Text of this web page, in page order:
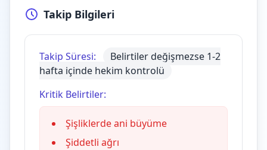
Takip Bilgileri
Takip Süresi:
Belirtiler değişmezse 1-2
hafta içinde hekim kontrolü
Kritik Belirtiler:
Şişliklerde ani büyüme
Şiddetli ağrı